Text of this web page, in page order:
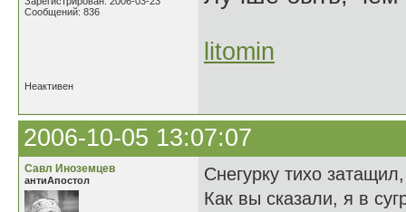
Сообщений: 836
litomin
Неактивен
2006-10-05 13:07:07
Савл Иноземцев
антиАпостол
Снегурку тихо затащил,
Как вы сказали, я в